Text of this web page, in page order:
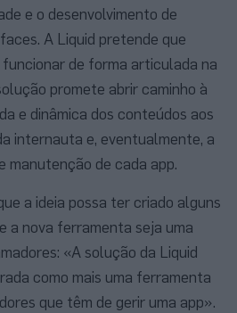
e o desenvolvimento de
A Liquid pretende que
funcionar de forma articulada na
promete abrir caminho à
e dinâmica dos conteúdos aos
internauta e, eventualmente, a
manutenção de cada app.
a ideia possa ter criado alguns
a nova ferramenta seja uma
«A solução da Liquid
como mais uma ferramenta
que têm de gerir uma app».